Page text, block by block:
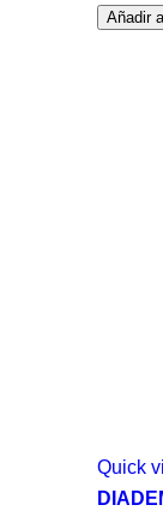
Añadir
Quick